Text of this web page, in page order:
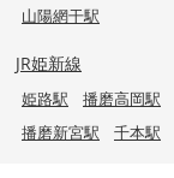
山陽網干駅
JR姫新線
姫路駅 播磨高岡駅
播磨新宮駅
千本駅